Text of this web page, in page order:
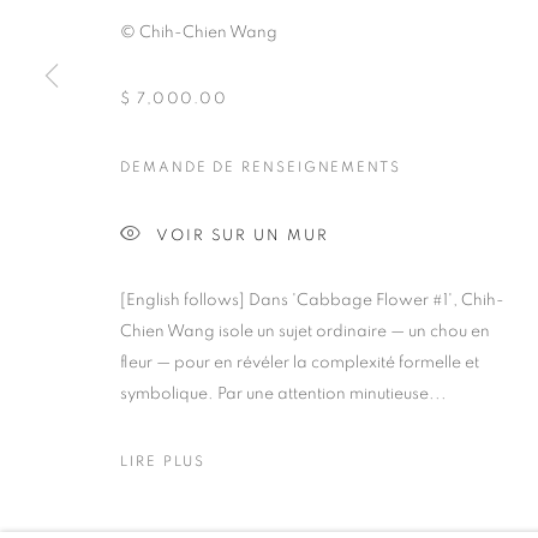
COPYRIGHT © 2020 PFOAC SITE BY ARTLOGIC
© Chih-Chien Wang
$ 7,000.00
DEMANDE DE RENSEIGNEMENTS
VOIR SUR UN MUR
[English follows] Dans 'Cabbage Flower #1', Chih-
Chien Wang isole un sujet ordinaire — un chou en
fleur — pour en révéler la complexité formelle et
symbolique. Par une attention minutieuse...
LIRE PLUS